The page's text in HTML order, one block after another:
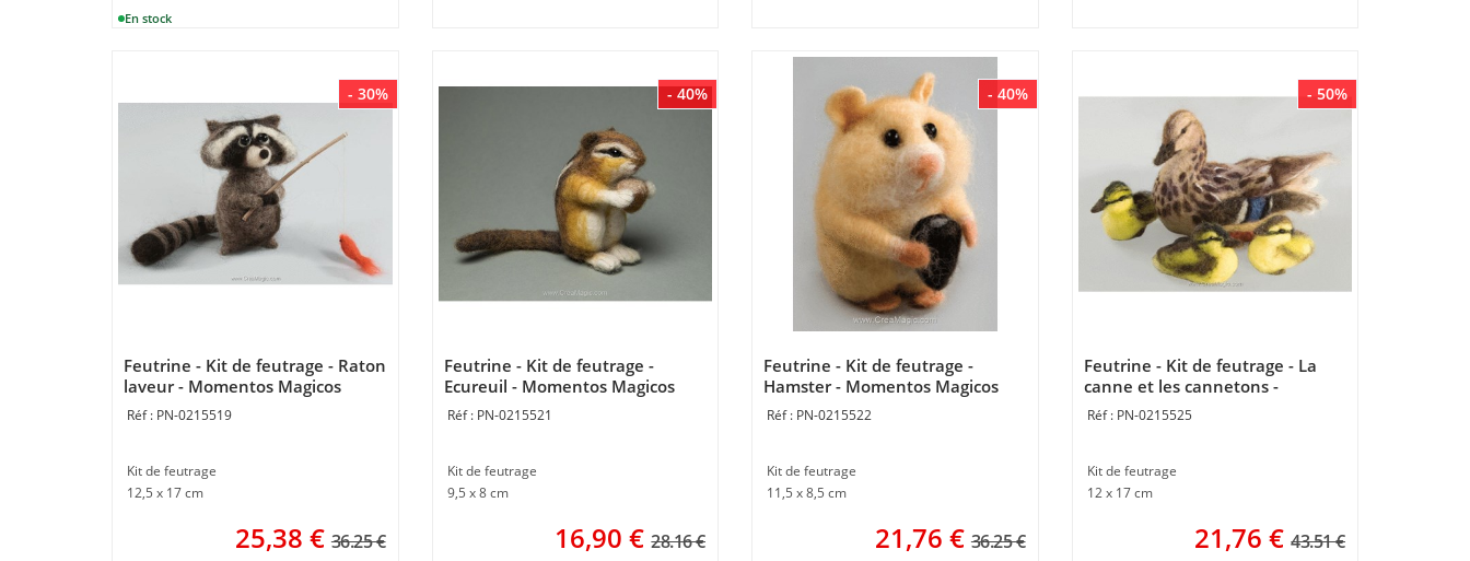
- 30%
Feutrine - Kit de feutrage - Raton
laveur - Momentos Magicos
PN-0215519
Kit de feutrage
12,5 x 17 cm
25,38 € 36.25 €
- 40%
Feutrine - Kit de feutrage -
Ecureuil - Momentos Magicos
PN-0215521
Kit de feutrage
9,5 x 8 cm
16,90 € 28.16 €
- 40%
Feutrine - Kit de feutrage -
Hamster - Momentos Magicos
PN-0215522
Kit de feutrage
11,5 x 8,5 cm
21,76 € 36.25 €
- 50%
Feutrine - Kit de feutrage - La
canne et les cannetons -
Momentos Magicos
PN-0215525
Kit de feutrage
12 x 17 cm
21,76 € 43.51 €